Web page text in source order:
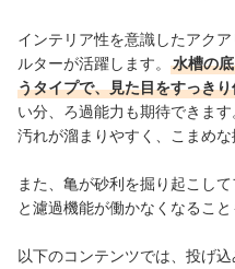
インテリア性を意識したアク
ルターが活躍します。
水槽の
うタイプで、見た目をすっき
い分、ろ過能力も期待できま
汚れが溜まりやすく、こまめな
また、亀が砂利を掘り起こし
と濾過機能が働かなくなるこ
以下のコンテンツでは、投げ